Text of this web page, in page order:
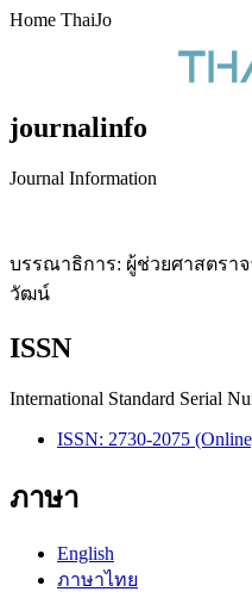
Home ThaiJo
journalinfo
Journal Information
บรรณาธิการ: ผู้ช่วยศาสตรา
วัฒน์
ISSN
International Standard Serial
ISSN: 2730-2075
ภาษา
English
ภาษาไทย